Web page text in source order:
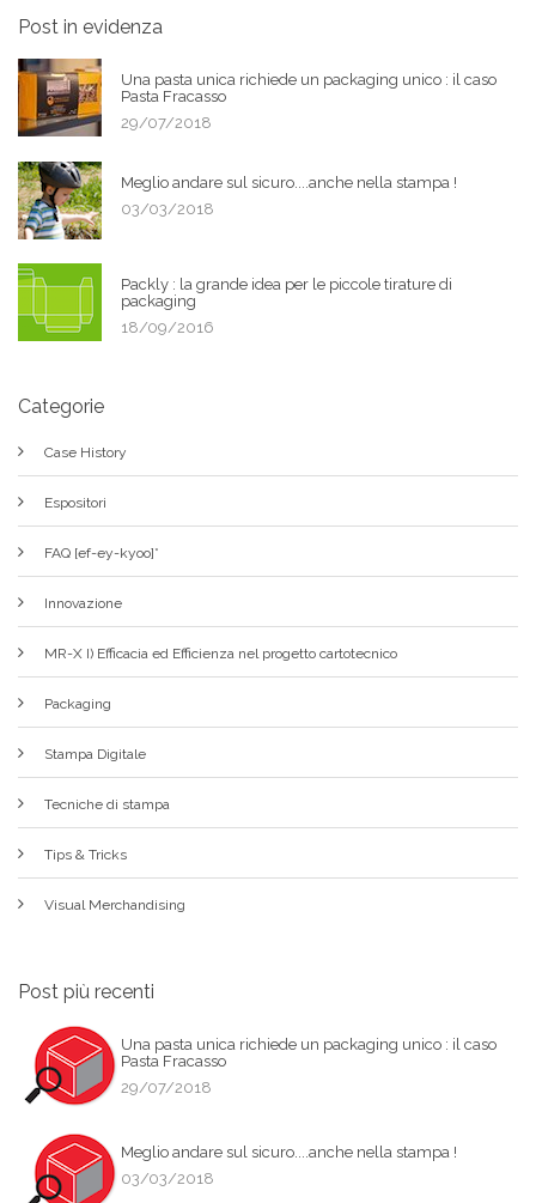
Post in evidenza
Una pasta unica richiede un packaging unico : il caso
Pasta Fracasso
29/07/2018
Meglio andare sul sicuro....anche nella stampa !
03/03/2018
Packly : la grande idea per le piccole tirature di
packaging
18/09/2016
Categorie
Case History
Espositori
FAQ [ef-ey-kyoo]*
Innovazione
MR-X I) Efficacia ed Efficienza nel progetto cartotecnico
Packaging
Stampa Digitale
Tecniche di stampa
Tips & Tricks
Visual Merchandising
Post più recenti
Una pasta unica richiede un packaging unico : il caso
Pasta Fracasso
29/07/2018
Meglio andare sul sicuro....anche nella stampa !
03/03/2018